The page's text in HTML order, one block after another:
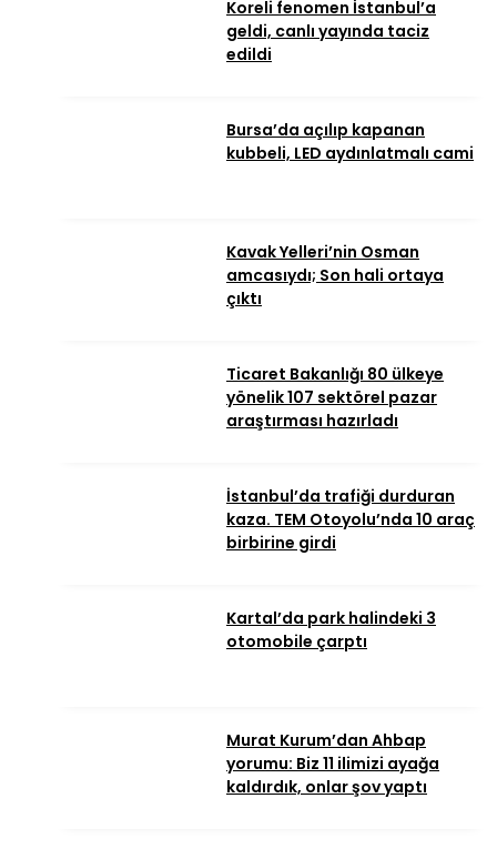
Koreli fenomen İstanbul’a
geldi, canlı yayında taciz
edildi
Bursa’da açılıp kapanan
kubbeli, LED aydınlatmalı cami
Kavak Yelleri’nin Osman
amcasıydı; Son hali ortaya
çıktı
Ticaret Bakanlığı 80 ülkeye
yönelik 107 sektörel pazar
araştırması hazırladı
İstanbul’da trafiği durduran
kaza. TEM Otoyolu’nda 10 araç
birbirine girdi
Kartal’da park halindeki 3
otomobile çarptı
Murat Kurum’dan Ahbap
yorumu: Biz 11 ilimizi ayağa
kaldırdık, onlar şov yaptı